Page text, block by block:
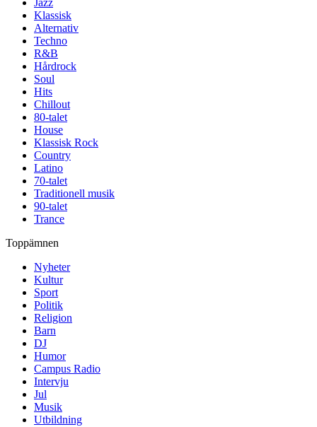
Jazz
Klassisk
Alternativ
Techno
R&B
Hårdrock
Soul
Hits
Chillout
80-talet
House
Klassisk Rock
Country
Latino
70-talet
Traditionell musik
90-talet
Trance
Toppämnen
Nyheter
Kultur
Sport
Politik
Religion
Barn
DJ
Humor
Campus Radio
Intervju
Jul
Musik
Utbildning